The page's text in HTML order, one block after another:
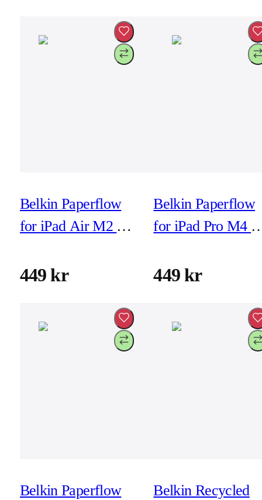
Belkin Paperflow
for iPad Air M2 13-
montering)
449 kr
Belkin Paperflow
for iPad Pro M4
montering)
449 kr
Belkin Paperflow
Belkin Recycled